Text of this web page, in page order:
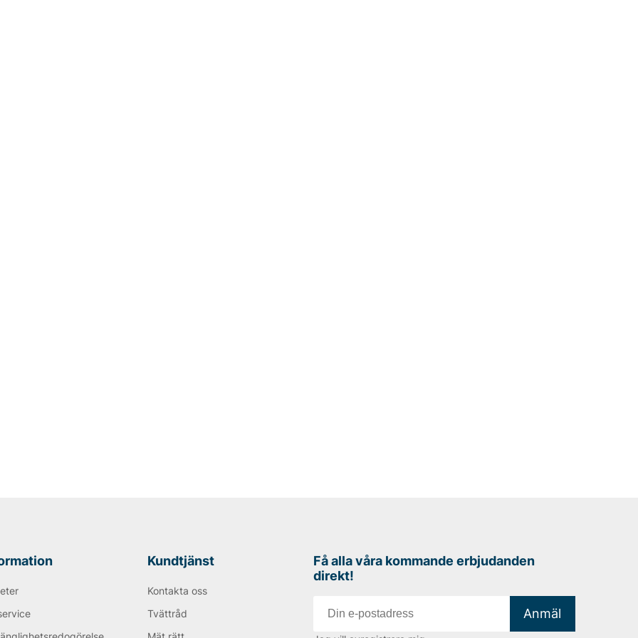
som används och
alla som älskar
av RS Sports-produkter
har prestanda och
Kundtjänst
Kontakta oss
Tvättråd
Få alla våra kommande erbjudanden
direkt!
Anmäl